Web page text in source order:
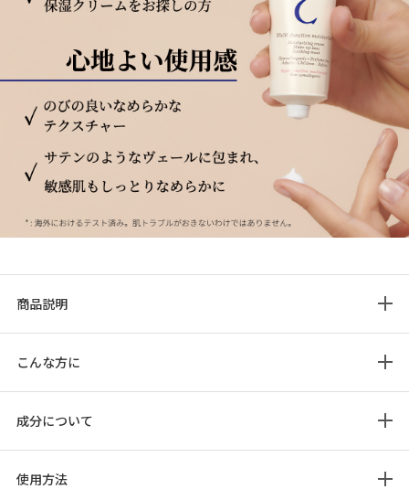
商品説明
こんな方に
成分について
使用方法